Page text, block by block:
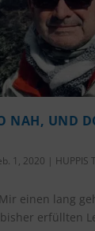
NAH, UND
1, 2020 | HUPPIS
einen lang
erfüllten